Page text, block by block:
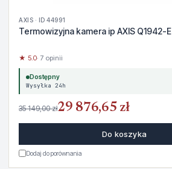
AXIS · ID 44991
Termowizyjna kamera ip AXIS Q1942-E
★ 5.0· 7 opinii
Dostępny
Wysyłka 24h
35 149,00 zł29 876,65 zł
Do koszyka
Dodaj do porównania